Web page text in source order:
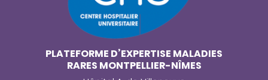
PLATEFORME D’EXPERTISE MALADIES
RARES MONTPELLIER-NÎMES